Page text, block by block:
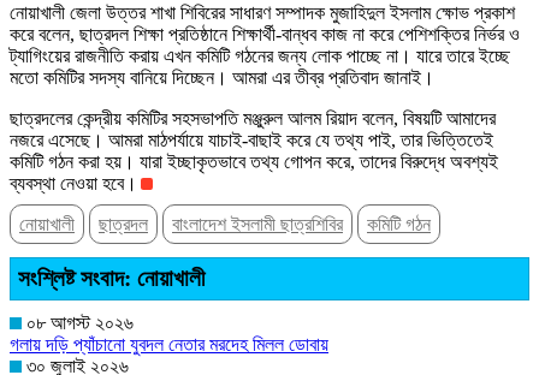
নোয়াখালী জেলা উত্তর শাখা শিবিরের সাধারণ সম্পাদক মুজাহিদুল ইসলাম ক্ষোভ প্রকাশ
করে বলেন, ছাত্রদল শিক্ষা প্রতিষ্ঠানে শিক্ষার্থী-বান্ধব কাজ না করে পেশিশক্তির নির্ভর ও
ট্যাগিংয়ের রাজনীতি করায় এখন কমিটি গঠনের জন্য লোক পাচ্ছে না। যারে তারে ইচ্ছে
মতো কমিটির সদস্য বানিয়ে দিচ্ছেন। আমরা এর তীব্র প্রতিবাদ জানাই।
ছাত্রদলের কেন্দ্রীয় কমিটির সহসভাপতি মঞ্জুরুল আলম রিয়াদ বলেন, বিষয়টি আমাদের
নজরে এসেছে। আমরা মাঠপর্যায়ে যাচাই-বাছাই করে যে তথ্য পাই, তার ভিত্তিতেই
কমিটি গঠন করা হয়। যারা ইচ্ছাকৃতভাবে তথ্য গোপন করে, তাদের বিরুদ্ধে অবশ্যই
ব্যবস্থা নেওয়া হবে।
নোয়াখালী
ছাত্রদল বাংলাদেশ ইসলামী ছাত্রশিবির কমিটি গঠন
সংশ্লিষ্ট সংবাদ: নোয়াখালী
০৮ আগস্ট ২০২৬
গলায় দড়ি প্যাঁচানো যুবদল নেতার মরদেহ মিলল ডোবায়
৩০ জুলাই ২০২৬